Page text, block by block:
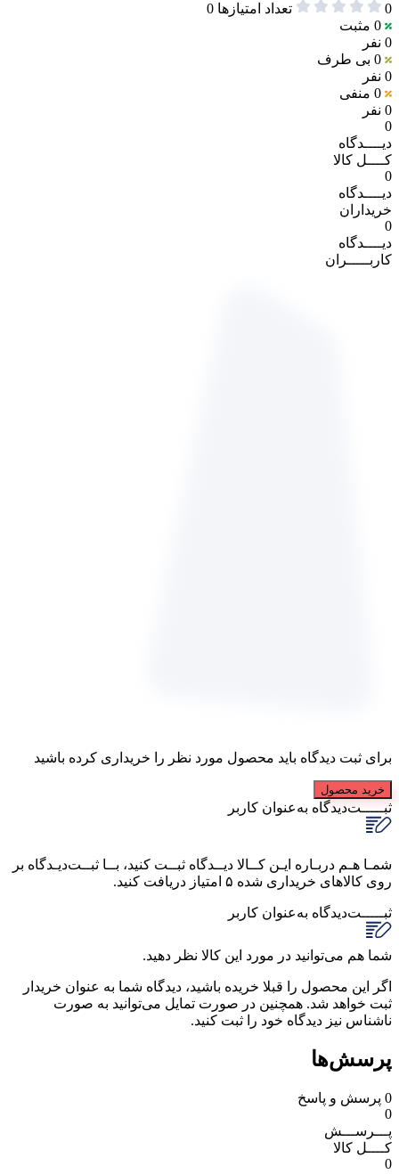
0 تعداد امتیازها 0
0 مثبت
0 نفر
0 بی طرف
0 نفر
0 منفی
0 نفر
0
دیــــدگاه
کــــل کالا
0
دیــــدگاه
خریداران
0
دیــــدگاه
کاربـــــران
برای ثبت دیدگاه باید محصول مورد نظر را خریداری کرده باشید
خرید محصول
ثبـــــت‌دیدگاه به‌عنوان کاربر
شمـا هـم دربـاره ایـن کــالا دیــدگاه ثبــت کنید، بــا ثبــت‌دیـدگاه بر
روی کالاهای خریداری شده ۵ امتیاز دریافت کنید.
ثبـــــت‌دیدگاه به‌عنوان کاربر
شما هم می‌توانید در مورد این کالا نظر دهید.
اگر این محصول را قبلا خریده باشید، دیدگاه شما به عنوان خریدار
ثبت خواهد شد. همچنین در صورت تمایل می‌توانید به صورت
ناشناس نیز دیدگاه خود را ثبت کنید.
پرسش‌ها
0 پرسش و پاسخ
0
پـــرســـش
کــــل کالا
0